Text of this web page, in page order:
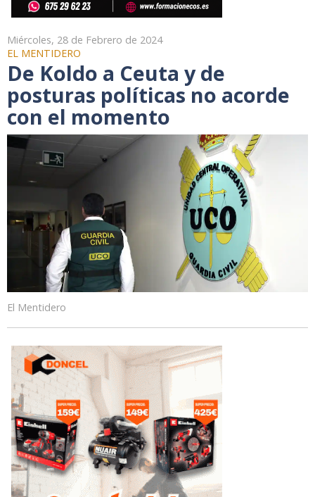
Miércoles, 28 de Febrero de 2024
EL MENTIDERO
De Koldo a Ceuta y de
posturas políticas no acorde
con el momento
El Mentidero